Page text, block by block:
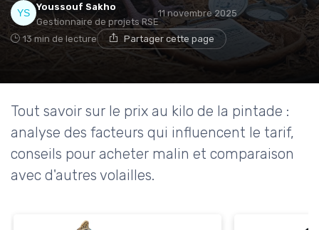
Youssouf Sakho
Gestionnaire de projets RSE
11 novembre 2025
13 min de lecture Partager cette page
Tout savoir sur le prix au kilo de la pintade :
analyse des facteurs qui influencent le tarif,
conseils pour acheter malin et comparaison
avec d'autres volailles.